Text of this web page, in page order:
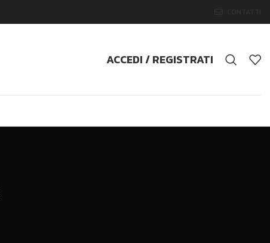
ACCEDI / REGISTRATI